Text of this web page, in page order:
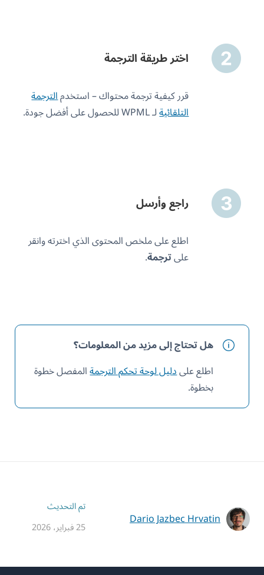
اختر طريقة الترجمة
قرر كيفية ترجمة محتواك – استخدمالترجمة
التلقائيةلـ WPML للحصول على أفضل جودة.
راجع وأرسل
اطلع على ملخص المحتوى الذي اخترته وانقر
علىترجمة.
هل تحتاج إلى مزيد من المعلومات؟
اطلع علىدليل لوحة تحكم الترجمةالمفصل خطوة
بخطوة.
Dario Jazbec Hrvatin
تم التحديث
25 فبراير، 2026